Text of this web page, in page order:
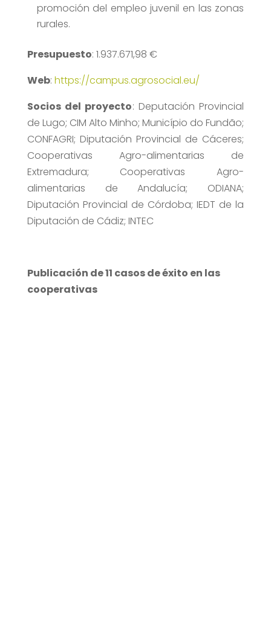
promoción del empleo juvenil en las zonas
rurales.
Presupuesto: 1.937.671,98 €
Web: https://campus.agrosocial.eu/
Socios del proyecto: Deputación Provincial
de Lugo; CIM Alto Minho; Município do Fundão;
CONFAGRI; Diputación Provincial de Cáceres;
Cooperativas Agro-alimentarias de
Extremadura; Cooperativas Agro-
alimentarias de Andalucía; ODIANA;
Diputación Provincial de Córdoba; IEDT de la
Diputación de Cádiz; INTEC
Publicación de 11 casos de éxito en las
cooperativas